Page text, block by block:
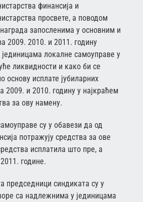
финансија и
просвете, а поводом
запосленима у основним и
2009. 2010. и 2011. годину
јединицама локалне самоуправе у
ликвидности и како би се
основу исплате јубиларних
2009. и 2010. годину у најкраћем
за ову намену.
су у обавези да од
потражују средства за ове
исплатила што пре, а
године.
председници синдиката су у
са надлежнима у јединицама